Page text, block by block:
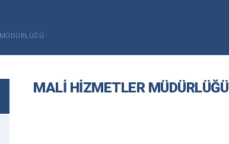
MALİ HİZMETLER MÜDÜRLÜĞÜ